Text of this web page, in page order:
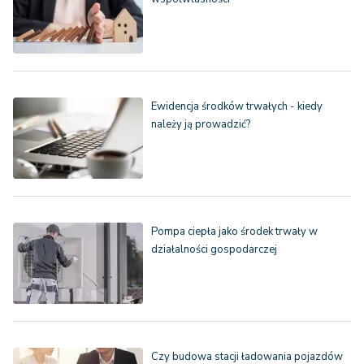
Ewidencja środków trwałych - kiedy
należy ją prowadzić?
Pompa ciepła jako środek trwały w
działalności gospodarczej
Czy budowa stacji ładowania pojazdów